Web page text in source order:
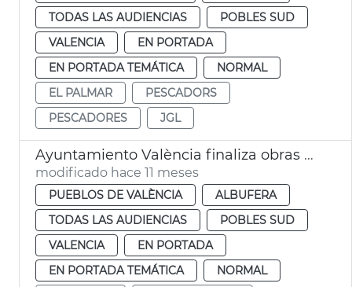
TODAS LAS AUDIENCIAS
POBLES SUD
VALENCIA
EN PORTADA
EN PORTADA TEMÁTICA
NORMAL
EL PALMAR
PESCADORS
PESCADORES
JGL
Ayuntamiento València finaliza obras embarcadero El Palmar
modificado hace 11 meses
PUEBLOS DE VALÈNCIA
ALBUFERA
TODAS LAS AUDIENCIAS
POBLES SUD
VALENCIA
EN PORTADA
EN PORTADA TEMÁTICA
NORMAL